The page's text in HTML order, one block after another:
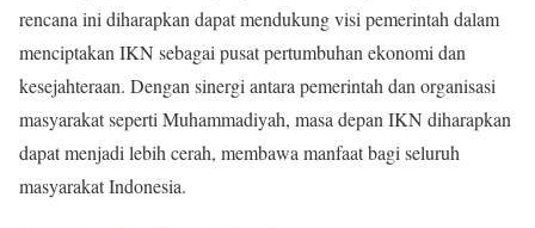
rencana ini diharapkan dapat mendukung visi pemerintah dalam
menciptakan IKN sebagai pusat pertumbuhan ekonomi dan
kesejahteraan. Dengan sinergi antara pemerintah dan organisasi
masyarakat seperti Muhammadiyah, masa depan IKN diharapkan
dapat menjadi lebih cerah, membawa manfaat bagi seluruh
masyarakat Indonesia.